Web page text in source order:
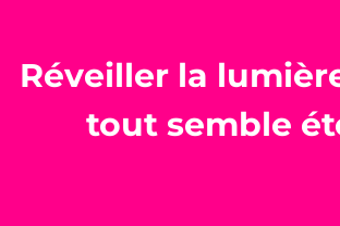
Réveiller la
tout semble